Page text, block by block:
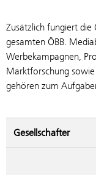
Zusätzlich fungiert die
gesamten ÖBB.
Werbekampagnen,
Marktforschung
gehören zum
Gesellschafter